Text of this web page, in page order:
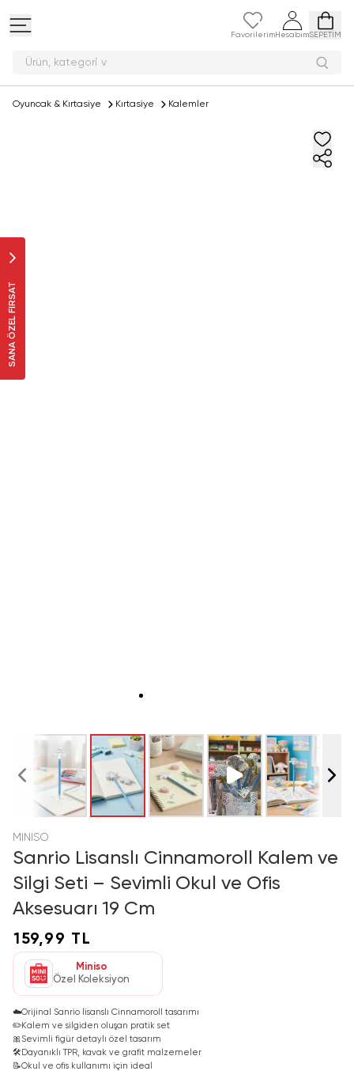
Favorilerim HesabımSEPETİM
Ürün, ka
SANA ÖZEL FIRSAT
Oyuncak & Kırtasiye Kırtasiye Kalemler
MINISO
Sanrio Lisanslı Cinnamoroll Kalem ve
Silgi Seti – Sevimli Okul ve Ofis
Aksesuarı 19 Cm
159,99 TL
Miniso
Özel Koleksiyon
☁️Orijinal Sanrio lisanslı Cinnamoroll tasarımı
✏️Kalem ve silgiden oluşan pratik set
🎀 Sevimli figür detaylı özel tasarım
🛠️ Dayanıklı TPR, kavak ve grafit malzemeler
📝Okul ve ofis kullanımı için ideal